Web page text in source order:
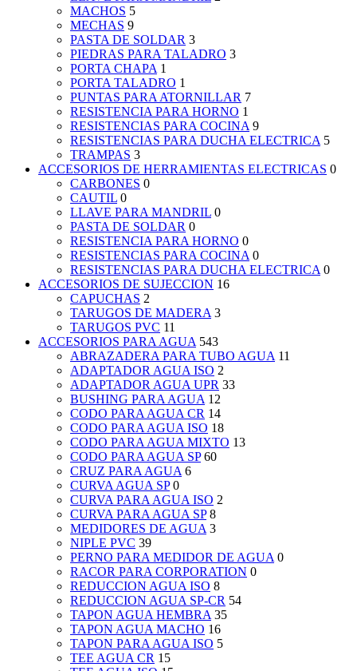
MACHOS 5
MECHAS 9
PASTA DE SOLDAR 3
PIEDRAS PARA TALADRO 3
PORTA CHAPA 1
PORTA TALADRO 1
PUNTAS PARA ATORNILLAR 7
RESISTENCIA PARA HORNO 1
RESISTENCIAS PARA COCINA 9
RESISTENCIAS PARA DUCHA ELECTRICA 5
TRAMPAS 3
ACCESORIOS DE HERRAMIENTAS ELECTRICAS 0
CARBONES 0
CAUTIL 0
LLAVE PARA MANDRIL 0
PASTA DE SOLDAR 0
RESISTENCIA PARA HORNO 0
RESISTENCIAS PARA COCINA 0
RESISTENCIAS PARA DUCHA ELECTRICA 0
ACCESORIOS DE SUJECCION 16
CAPUCHAS 2
TARUGOS DE MADERA 3
TARUGOS PVC 11
ACCESORIOS PARA AGUA 543
ABRAZADERA PARA TUBO AGUA 11
ADAPTADOR AGUA ISO 2
ADAPTADOR AGUA UPR 33
BUSHING PARA AGUA 12
CODO PARA AGUA CR 14
CODO PARA AGUA ISO 18
CODO PARA AGUA MIXTO 13
CODO PARA AGUA SP 60
CRUZ PARA AGUA 6
CURVA AGUA SP 0
CURVA PARA AGUA ISO 2
CURVA PARA AGUA SP 8
MEDIDORES DE AGUA 3
NIPLE PVC 39
PERNO PARA MEDIDOR DE AGUA 0
RACOR PARA CORPORATION 0
REDUCCION AGUA ISO 8
REDUCCION AGUA SP-CR 54
TAPON AGUA HEMBRA 35
TAPON AGUA MACHO 16
TAPON PARA AGUA ISO 5
TEE AGUA CR 15